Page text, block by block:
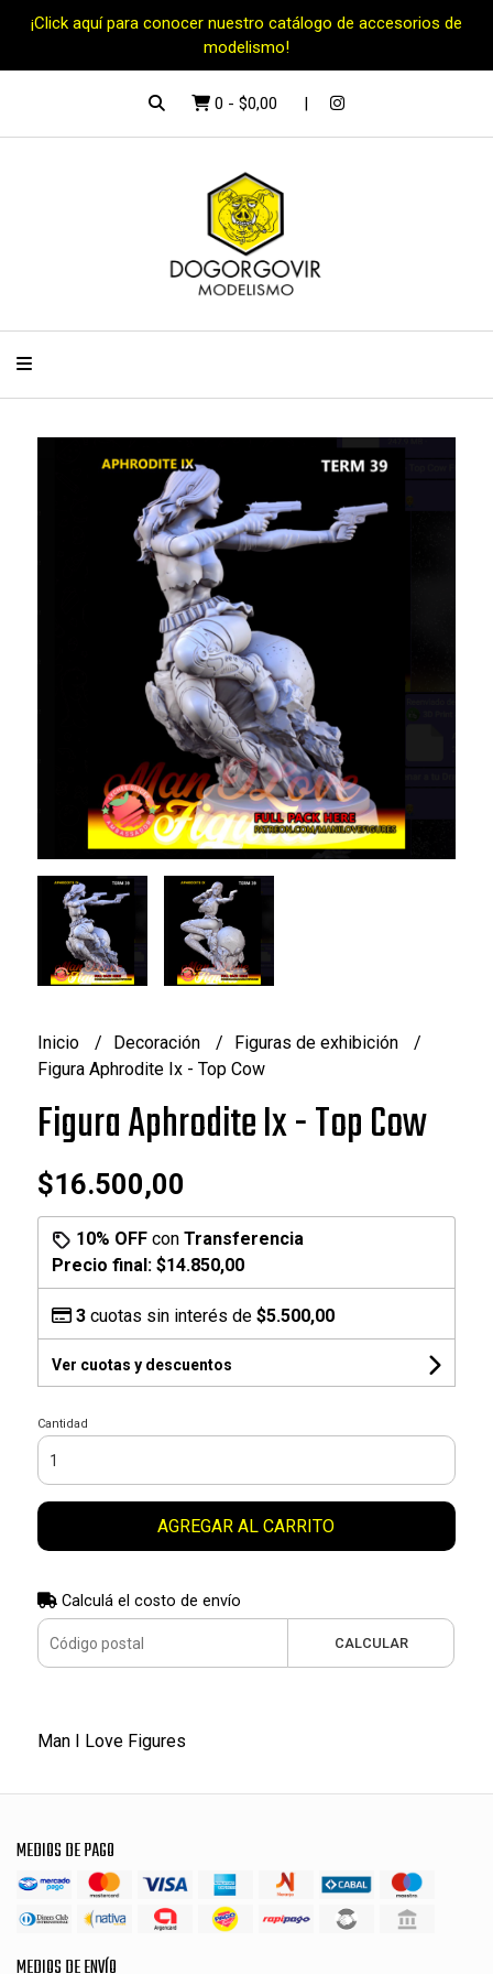
¡Click aquí para conocer nuestro catálogo de accesorios de
modelismo!
0 - $0,00
Inicio Decoración
Figuras de exhibición
Figura Aphrodite Ix - Top Cow
Figura Aphrodite Ix - Top Cow
$16.500,00
10% OFFcon Transferencia
Precio final: $14.850,00
3cuotas sin interés de $5.500,00
Ver cuotas y descuentos
Cantidad
AGREGAR AL CARRITO
Calculá el costo de envío
CALCULAR
Man I Love Figures
MEDIOS DE PAGO
MEDIOS DE ENVÍO